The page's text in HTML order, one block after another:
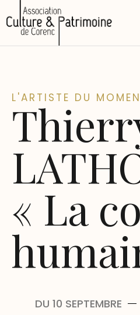
L'ARTISTE DU
« La
DU 10 SEPTEMBRE